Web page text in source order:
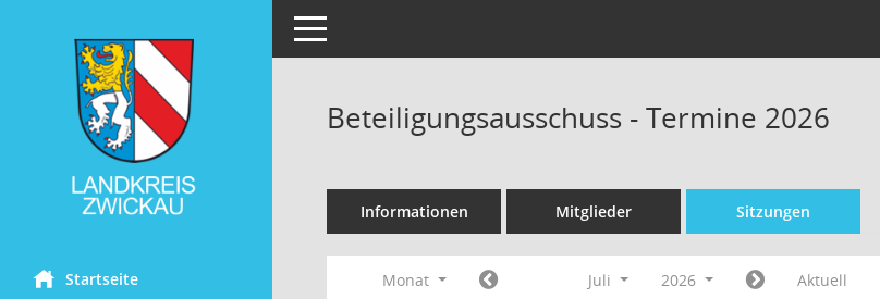
Startseite
Toggle navigation
Beteiligungsausschuss - Termine 2026
Informationen Mitglieder Sitzungen
Monat Juli 2026 Aktuell